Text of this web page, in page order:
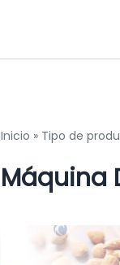
Inicio » Tipo de
Máquina